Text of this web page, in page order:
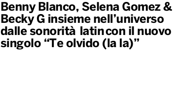
Benny Blanco, Selena Gomez &
Becky G insieme nell’universo
dalle sonorità latin con il nuovo
singolo “Te olvido (la la)”